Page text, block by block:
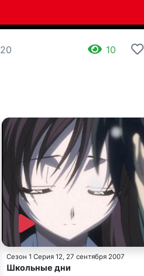
20 10
Сезон 1 Серия 12, 27 сентября 2007
Школьные дни